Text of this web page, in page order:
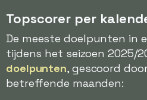
Topscorer per
De meeste doelpunten in
tijdens het seizoen 2025/
doelpunten, gescoord
betreffende maanden: